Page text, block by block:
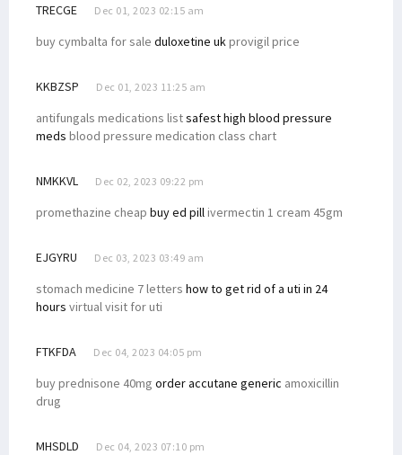
TRECGE Dec 01, 2023 02:15 am
buy cymbalta for sale duloxetine ukprovigil price
KKBZSP Dec 01, 2023 11:25 am
antifungals medications listsafest high blood pressure
meds blood pressure medication class chart
NMKKVL Dec 02, 2023 09:22 pm
promethazine cheap buy ed pillivermectin 1 cream 45gm
EJGYRU Dec 03, 2023 03:49 am
stomach medicine 7 letters how to get rid of a uti in 24
hours virtual visit for uti
FTKFDA Dec 04, 2023 04:05 pm
buy prednisone 40mg order accutane generic amoxicillin
drug
MHSDLD Dec 04, 2023 07:10 pm